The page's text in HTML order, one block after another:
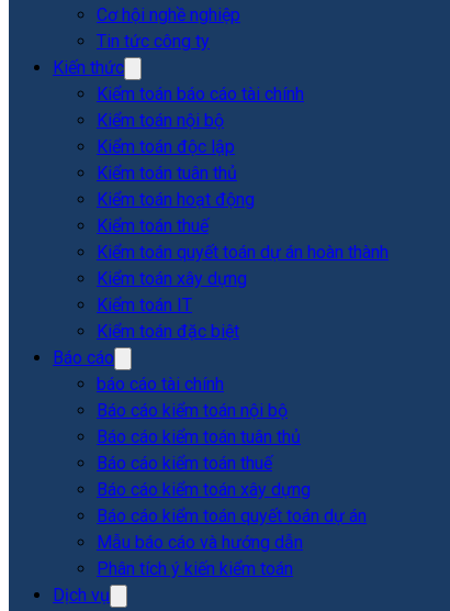
Cơ hội nghề nghiệp
Tin tức công ty
Kiến thức
Kiểm toán báo cáo tài chính
Kiểm toán nội bộ
Kiểm toán độc lập
Kiểm toán tuân thủ
Kiểm toán hoạt động
Kiểm toán thuế
Kiểm toán quyết toán dự án hoàn thành
Kiểm toán xây dựng
Kiểm toán IT
Kiểm toán đặc biệt
Báo cáo
báo cáo tài chính
Báo cáo kiểm toán nội bộ
Báo cáo kiểm toán tuân thủ
Báo cáo kiểm toán thuế
Báo cáo kiểm toán xây dựng
Báo cáo kiểm toán quyết toán dự án
Mẫu báo cáo và hướng dẫn
Phân tích ý kiến kiểm toán
Dịch vụ